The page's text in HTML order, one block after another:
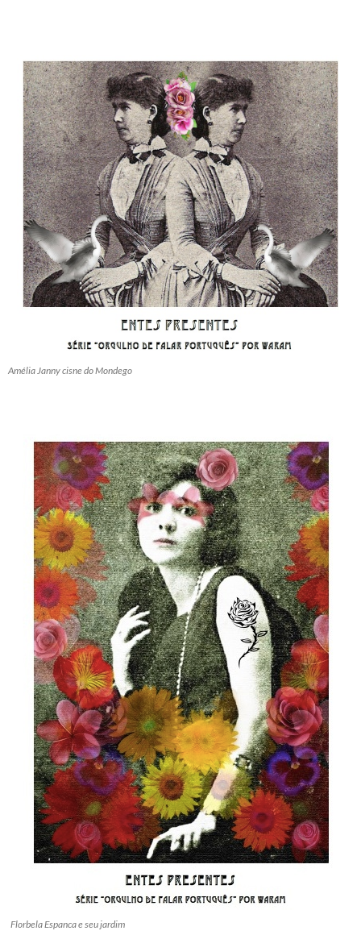
Amélia Janny cisne do Mondego
Florbela Espanca e seu jardim